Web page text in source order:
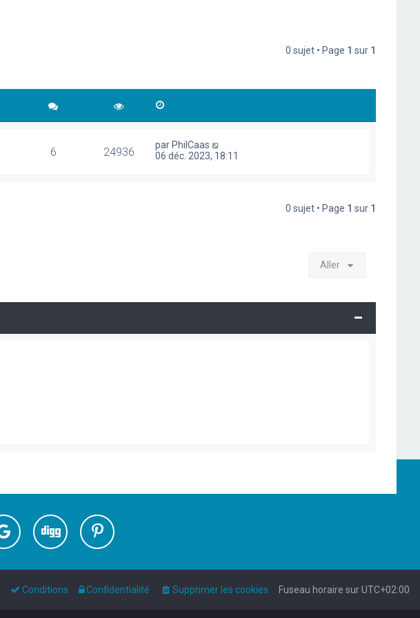
0 sujet • Page 1 sur 1
6 24936 par PhilCaas
06 déc. 2023, 18:11
0 sujet • Page 1 sur 1
Aller
Fuseau horaire surUTC+02:00
Supprimer les cookies
Confidentialité
Conditions